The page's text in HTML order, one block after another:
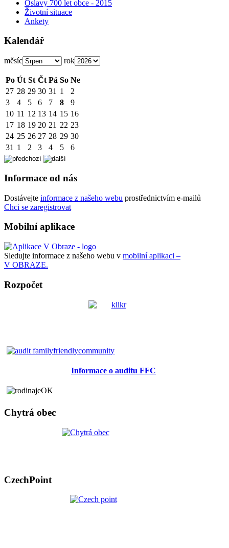
Oslavy 700 let obce - 2015
Životní situace
Ankety
Kalendář
měsíc rok
Po Út St Čt Pá So Ne
27 28 29 30 31 1
2
3
4 5 6 7 8
9
10 11 12 13 14 15 16
17 18 19 20 21 22 23
24 25 26 27 28 29 30
31 1 2 3 4 5 6
Informace od nás
Dostávejte informace z našeho webu prostřednictvím e-mailů
Chci se zaregistrovat
Mobilní aplikace
Sledujte informace z našeho webu v mobilní aplikaci –
V OBRAZE.
Rozpočet
Informace o auditu FFC
Chytrá obec
CzechPoint